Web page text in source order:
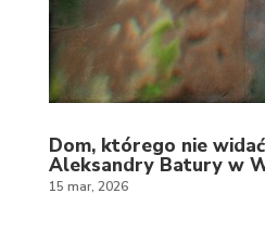
Dom, którego nie
Aleksandry Batury w
15 mar, 2026